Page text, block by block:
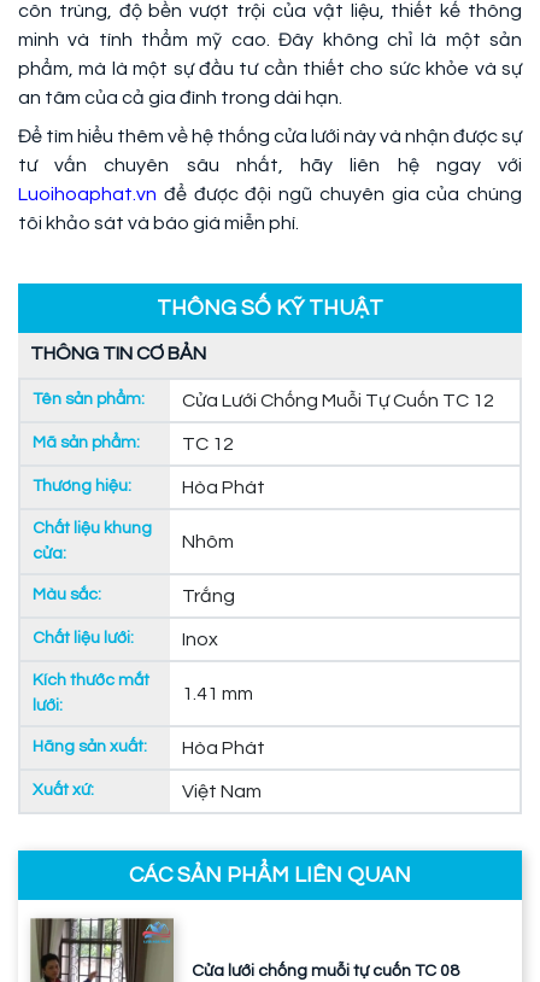
côn trùng, độ bền vượt trội của vật liệu, thiết kế thông
minh và tính thẩm mỹ cao. Đây không chỉ là một sản
phẩm, mà là một sự đầu tư cần thiết cho sức khỏe và sự
an tâm của cả gia đình trong dài hạn.
Để tìm hiểu thêm về hệ thống cửa lưới này và nhận được sự
tư vấn chuyên sâu nhất, hãy liên hệ ngay với
Luoihoaphat.vn để được đội ngũ chuyên gia của chúng
tôi khảo sát và báo giá miễn phí.
THÔNG SỐ KỸ THUẬT
THÔNG TIN CƠ BẢN
Tên sản phẩm: Cửa Lưới Chống Muỗi Tự Cuốn TC 12
Mã sản phẩm: TC 12
Thương hiệu: Hòa Phát
Chất liệu khung
cửa:
Nhôm
Màu sắc: Trắng
Chất liệu lưới: Inox
Kích thước mắt
lưới:
1.41 mm
Hãng sản xuất: Hòa Phát
Xuất xứ: Việt Nam
CÁC SẢN PHẨM LIÊN QUAN
Cửa lưới chống muỗi tự cuốn TC 08